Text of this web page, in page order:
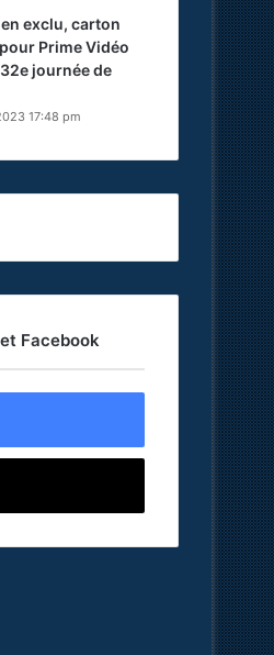
exclu, carton
Prime Vidéo
journée de
17:48 pm
Facebook